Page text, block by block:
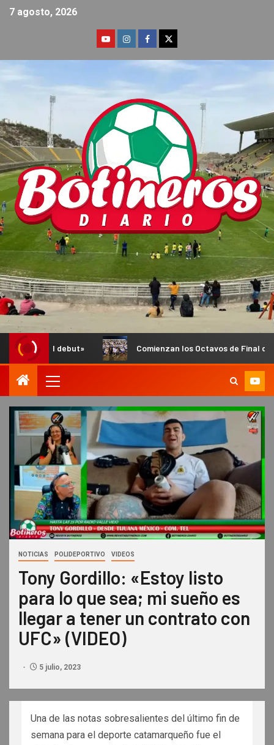
7 agosto, 2026
Comienzan los Octavos de Final del Anual de
NOTICIAS POLIDEPORTIVO VIDEOS
Tony Gordillo: «Estoy listo
para lo que sea; mi sueño es
llegar a tener un contrato con
UFC» (VIDEO)
5 julio, 2023
Una de las notas sobresalientes del último fin de
semana para el deporte catamarqueño fue el